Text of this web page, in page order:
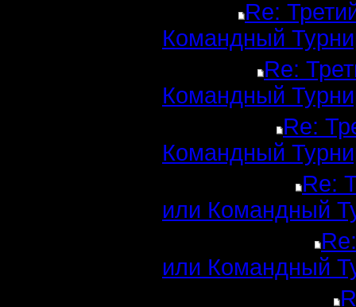
Re:
Командный
Re:
Командный
Re:
Командный
Re:
или Командный
или Командный